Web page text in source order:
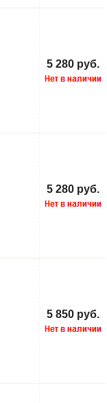
5 280 руб.
5 280 руб.
5 850 руб.